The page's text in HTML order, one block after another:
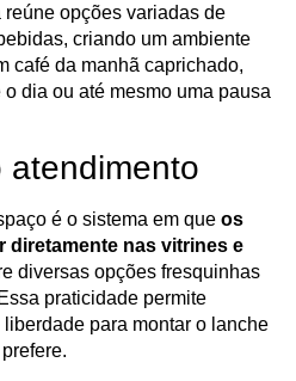
reúne opções variadas de
criando um ambiente
café da manhã caprichado,
dia ou até mesmo uma pausa
atendimento
é o sistema em que os
diretamente nas vitrines e
diversas opções fresquinhas
praticidade permite
para montar o lanche